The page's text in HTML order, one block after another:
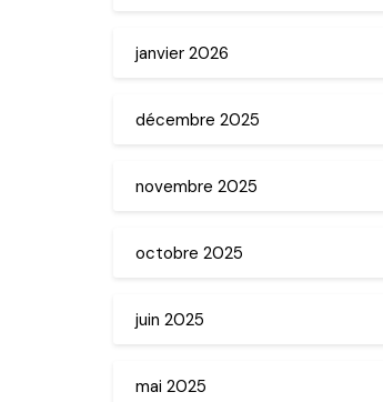
janvier 2026
décembre 2025
novembre 2025
octobre 2025
juin 2025
mai 2025